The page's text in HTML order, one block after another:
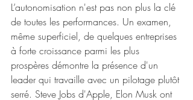
L’autonomisation n'est pas non plus la clé
de toutes les performances. Un examen,
même superficiel, de quelques entreprises
à forte croissance parmi les plus
prospères démontre la présence d'un
leader qui travaille avec un pilotage plutôt
serré. Steve Jobs d'Apple, Elon Musk ont